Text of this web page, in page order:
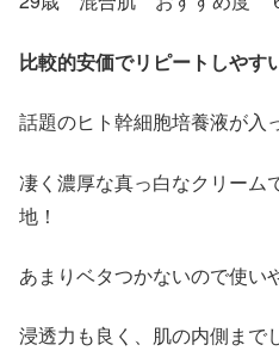
比較的安価でリピートしやす
話題のヒト幹細胞培養液が入
凄く濃厚な真っ白なクリーム
地！
あまりベタつかないので使い
浸透力も良く、肌の内側まで